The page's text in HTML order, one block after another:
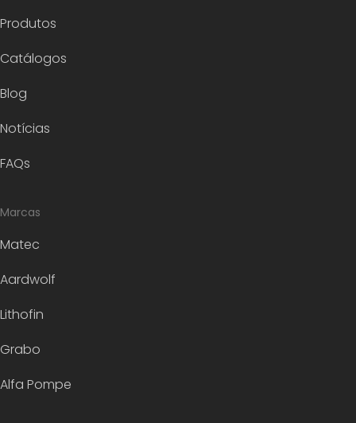
Produtos
Catálogos
Blog
Notícias
FAQs
Marcas
Matec
Aardwolf
Lithofin
Grabo
Alfa Pompe